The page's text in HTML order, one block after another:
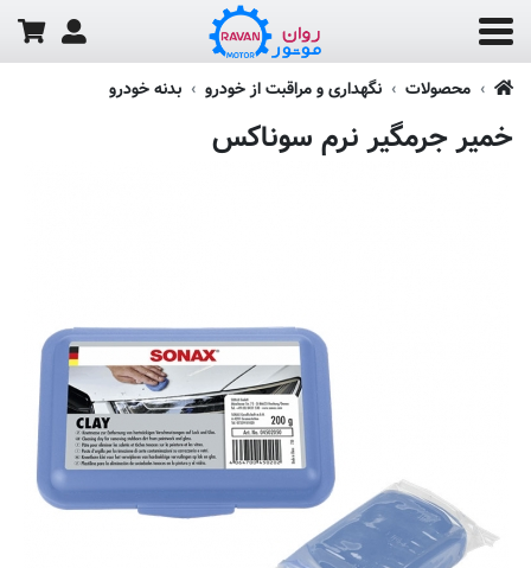
محصولات نگهداری و مراقبت از خودرو بدنه خودرو
خمیر جرمگیر نرم سوناکس